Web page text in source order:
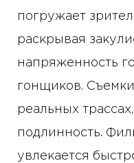
погружает
раскрывая
напряженность
гонщиков.
реальных
подлинность.
увлекается